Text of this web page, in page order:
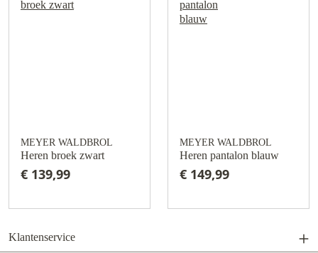
MEYER WALDBROL
Heren broek zwart
€ 139,99
MEYER WALDBROL
Heren pantalon blauw
€ 149,99
Klantenservice